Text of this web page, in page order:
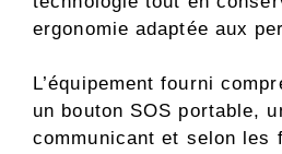
ergonomie adaptée aux
L’équipement fourni
un bouton SOS portable,
communicant et selon les